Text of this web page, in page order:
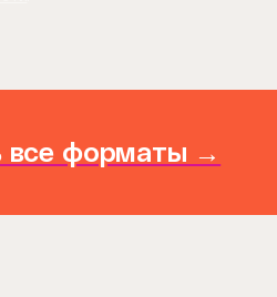
все форматы →